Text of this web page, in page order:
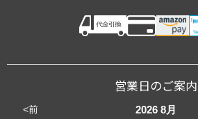
営業日のご案内
<前 2026 8月